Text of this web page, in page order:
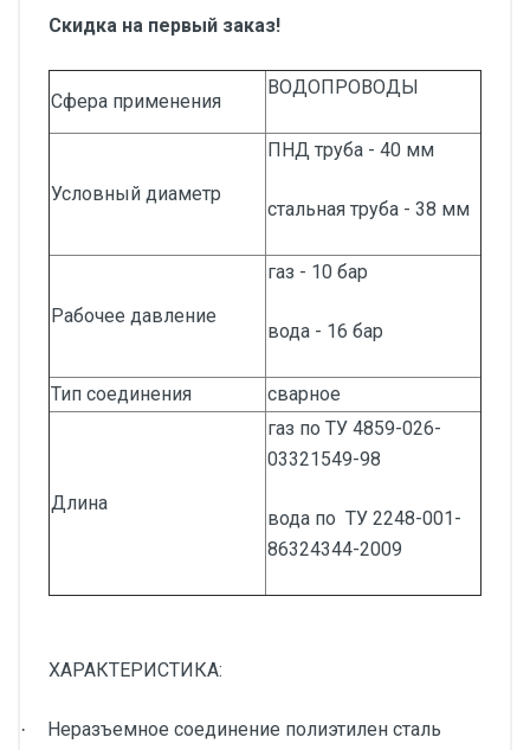
Скидка на первый заказ!
Сфера применения
ВОДОПРОВОДЫ
Условный диаметр
ПНД труба - 40 мм
стальная труба - 38 мм
Рабочее давление
газ - 10 бар
вода - 16 бар
Тип соединения сварное
Длина
газ по ТУ 4859-026-
03321549-98
вода по ТУ 2248-001-
86324344-2009
ХАРАКТЕРИСТИКА:
·
Неразъемное соединение полиэтилен сталь